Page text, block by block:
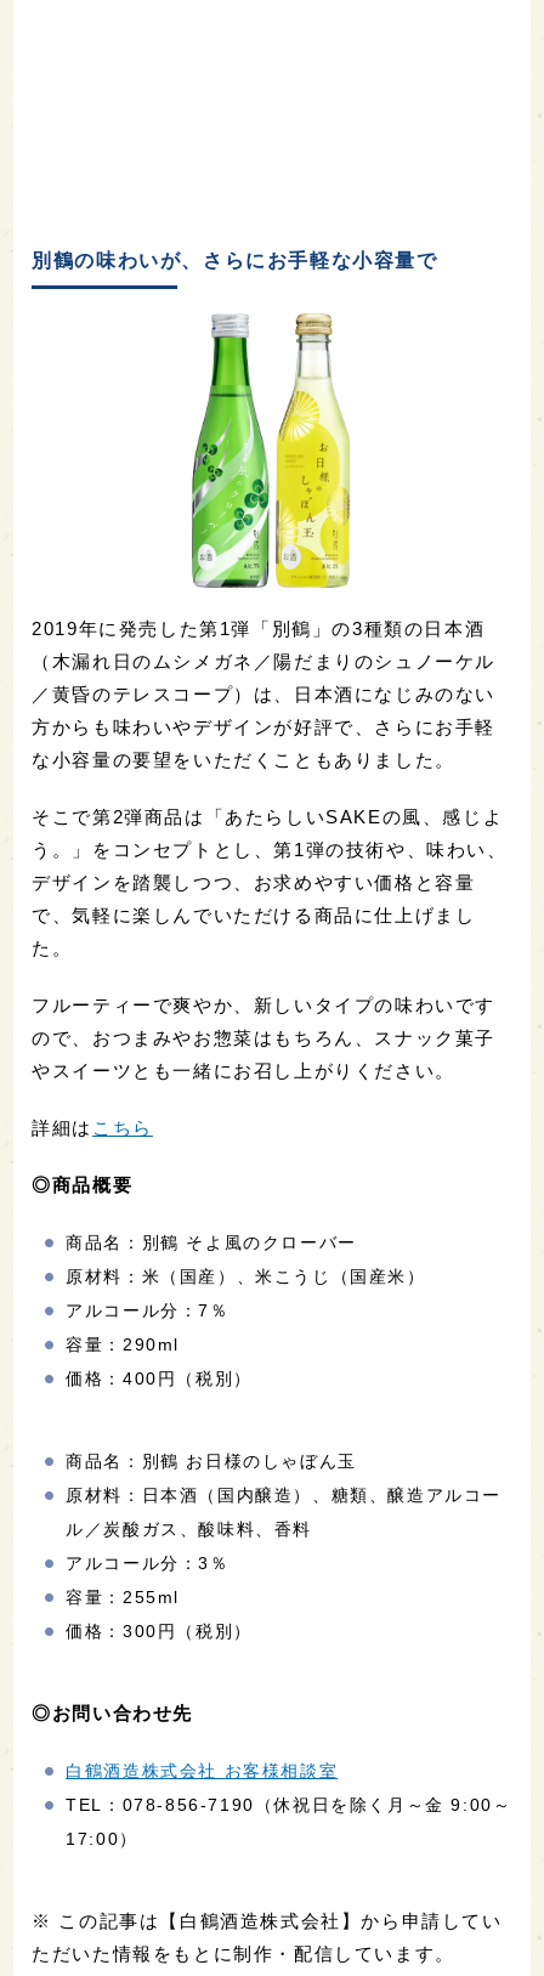
別鶴の味わいが、さらにお手軽な小容量で
2019年に発売した第1弾「別鶴」の3種類の日本酒
（木漏れ日のムシメガネ／陽だまりのシュノーケル
／黄昏のテレスコープ）は、日本酒になじみのない
方からも味わいやデザインが好評で、さらにお手軽
な小容量の要望をいただくこともありました。
そこで第2弾商品は「あたらしいSAKEの風、感じよ
う。」をコンセプトとし、第1弾の技術や、味わい、
デザインを踏襲しつつ、お求めやすい価格と容量
で、気軽に楽しんでいただける商品に仕上げまし
た。
フルーティーで爽やか、新しいタイプの味わいです
ので、おつまみやお惣菜はもちろん、スナック菓子
やスイーツとも一緒にお召し上がりください。
詳細は こちら
◎商品概要
商品名：別鶴 そよ風のクローバー
原材料：米（国産）、米こうじ（国産米）
アルコール分：7％
容量：290ml
価格：400円（税別）
商品名：別鶴 お日様のしゃぼん玉
原材料：日本酒（国内醸造）、糖類、醸造アルコー
ル／炭酸ガス、酸味料、香料
アルコール分：3％
容量：255ml
価格：300円（税別）
◎お問い合わせ先
白鶴酒造株式会社 お客様相談室
TEL：078-856-7190（休祝日を除く月～金 9:00～
17:00）
※ この記事は【白鶴酒造株式会社】から申請してい
ただいた情報をもとに制作・配信しています。